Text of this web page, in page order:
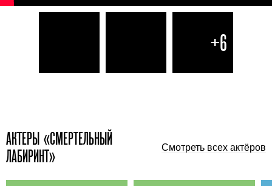
+6
АКТЕРЫ «СМЕРТЕЛЬНЫЙ
ЛАБИРИНТ»
Смотреть всех актёров